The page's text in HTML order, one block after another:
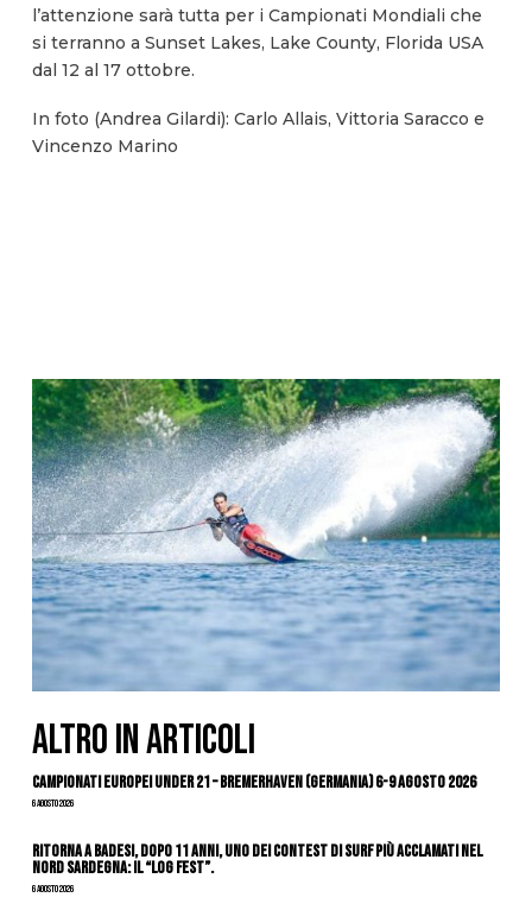
l’attenzione sarà tutta per i Campionati Mondiali che
si terranno a Sunset Lakes, Lake County, Florida USA
dal 12 al 17 ottobre.
In foto (Andrea Gilardi): Carlo Allais, Vittoria Saracco e
Vincenzo Marino
ALTRO IN ARTICOLI
Campionati Europei Under 21 – Bremerhaven (Germania) 6-9 agosto 2026
6 Agosto 2026
Ritorna a Badesi, dopo 11 anni, uno dei contest di surf più acclamati nel
nord Sardegna: il “Log Fest”.
6 Agosto 2026